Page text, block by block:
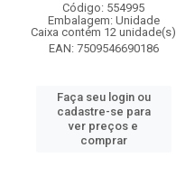
Código: 554995
Embalagem: Unidade
Caixa contém 12 unidade(s)
EAN: 7509546690186
Faça seu login ou
cadastre-se para
ver preços e
comprar